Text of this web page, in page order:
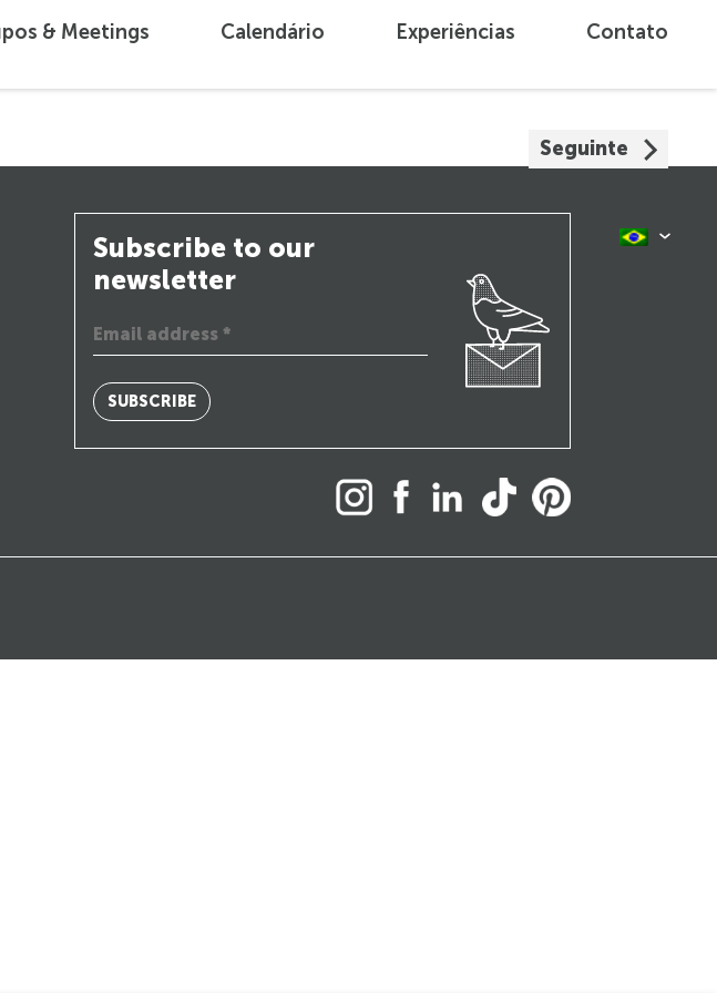
& Meetings Calendário Experiências Contato
Seguinte
Subscribe to our
newsletter
SUBSCRIBE